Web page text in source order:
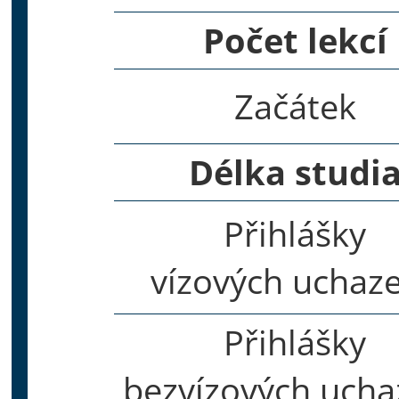
Počet lekcí
Začátek
Délka
Přihlášky
vízových
Přihlášky
bezvízových